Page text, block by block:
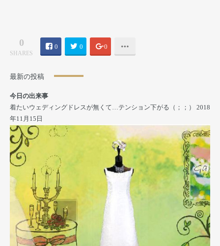
0
SHARES
0 0 0
最新の投稿
今日の出来事
着たいウェディングドレスが無くて…テンション下がる（；；）
2018
年11月15日